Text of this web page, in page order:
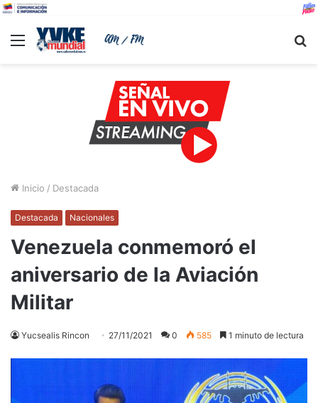
Menu
Inicio / Destacada
Destacada Nacionales
Venezuela conmemoró el
aniversario de la Aviación
Militar
Yucsealis Rincon 27/11/2021 0 585 1 minuto de lectura